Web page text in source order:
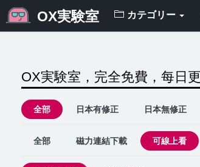
OX実験室 カテゴリー
OX実験室，完全免費，每日
全部 日本有修正 日本無修正
全部 磁力連結下載 可線上看